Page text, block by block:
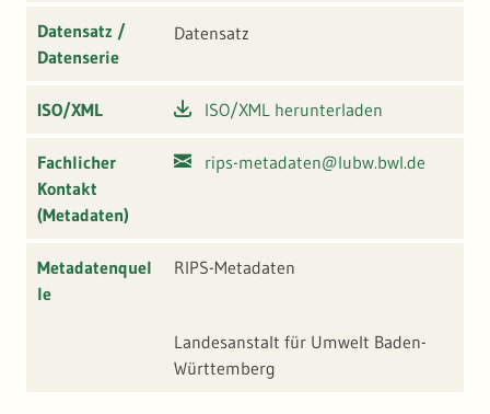
Datensatz /
Datenserie
Datensatz
ISO/XML ISO/XML herunterladen
Fachlicher
Kontakt
(Metadaten)
rips-metadaten@lubw.bwl.de
Metadatenquel
le
RIPS-Metadaten
Landesanstalt für Umwelt Baden-
Württemberg